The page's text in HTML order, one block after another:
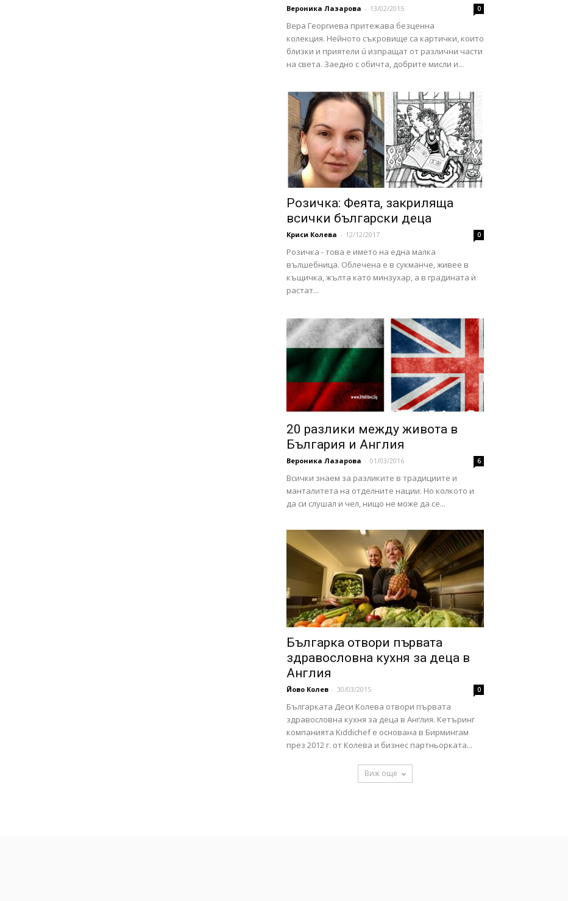
Вероника Лазарова - 13/02/2015 0
Вера Георгиева притежава безценна
колекция. Нейното съкровище са картички, които
близки и приятели ú изпращат от различни части
на света. Заедно с обичта, добрите мисли и...
Розичка: Феята, закриляща
всички български деца
Криси Колева - 12/12/2017 0
Розичка - това е името на една малка
вълшебница. Облечена е в сукманче, живее в
къщичка, жълта като минзухар, а в градината ѝ
растат...
20 разлики между живота в
България и Англия
Вероника Лазарова - 01/03/2016 6
Всички знаем за разликите в традициите и
манталитета на отделните нации. Но колкото и
да си слушал и чел, нищо не може да се...
Българка отвори първата
здравословна кухня за деца в
Англия
Йово Колев - 30/03/2015 0
Българката Деси Колева отвори първата
здравословна кухня за деца в Англия. Кетъринг
компанията Kiddichef е основана в Бирмингам
през 2012 г. от Колева и бизнес партньорката...
Виж още